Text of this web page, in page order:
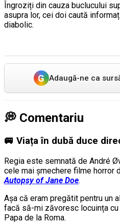
Îngroziți din cauza buclucului
asupra lor, cei doi caută
diabolic.
G Adaugă-ne ca
💭 Comentariu
🚐 Viața în dubă duce
Regia este semnată de André
cele mai șmechere filme horror
Autopsy of Jane Doe.
Așa că eram pregătit pentru un
facă să-mi zăvoresc locuința
Papa de la Roma.